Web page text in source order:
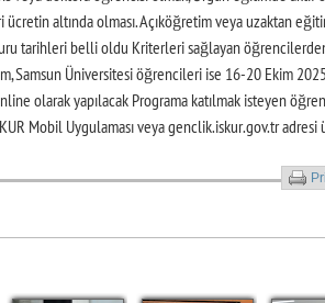
altında olması. Açıköğretim veya uzaktan
tarihleri belli oldu Kriterleri sağlayan
Samsun Üniversitesi öğrencileri ise 16-20 Ekim
olarak yapılacak Programa katılmak isteyen
Mobil Uygulaması veya genclik.iskur.gov.tr adresi